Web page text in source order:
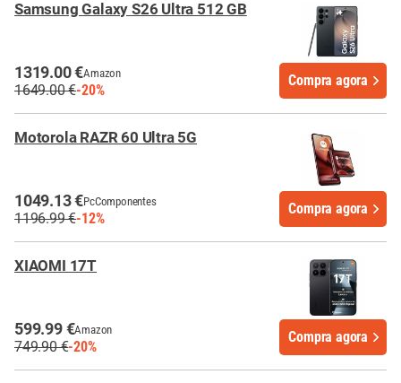
Samsung Galaxy S26 Ultra 512 GB
1319.00 €Amazon
1649.00 €-20%
Compra agora
Motorola RAZR 60 Ultra 5G
1049.13 €PcComponentes
1196.99 €-12%
Compra agora
XIAOMI 17T
599.99 €Amazon
749.90 €-20%
Compra agora